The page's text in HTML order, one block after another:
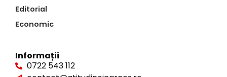
Editorial
Economic
Informații
0722 543 112